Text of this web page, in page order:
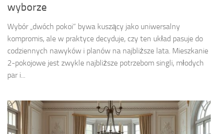
wyborze
Wybór „dwóch pokoi” bywa kuszący jako uniwersalny
kompromis, ale w praktyce decyduje, czy ten układ pasuje do
codziennych nawyków i planów na najbliższe lata. Mieszkanie
2-pokojowe jest zwykle najbliższe potrzebom singli, młodych
par i...